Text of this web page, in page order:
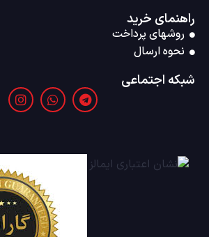
راهنمای خرید
روشهای پرداخت
نحوه ارسال
شبکه اجتماعی